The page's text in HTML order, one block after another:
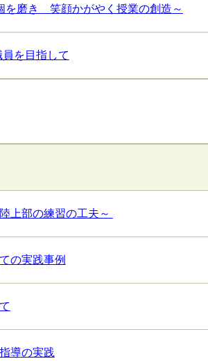
を磨き 笑顔かがやく授業の創造～
を目指して
上部の練習の工夫～
の実践事例
導の実践